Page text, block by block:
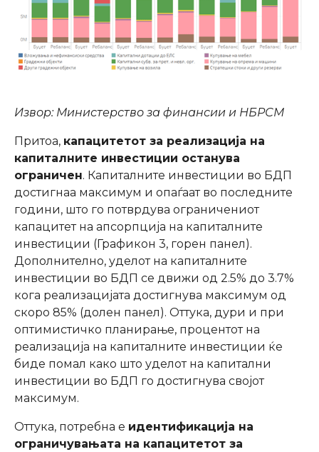
Извор: Министерство за финансии и НБРСМ
Притоа, капацитетот за реализација на
капиталните инвестиции останува
ограничен. Капиталните инвестиции во БДП
достигнаа максимум и опаѓаат во последните
години, што го потврдува ограничениот
капацитет на апсорпција на капиталните
инвестиции (Графикон 3, горен панел).
Дополнително, уделот на капиталните
инвестиции во БДП се движи од 2.5% до 3.7%
кога реализацијата достигнува максимум од
скоро 85% (долен панел). Оттука, дури и при
оптимистичко планирање, процентот на
реализација на капиталните инвестиции ќе
биде помал како што уделот на капитални
инвестиции во БДП го достигнува својот
максимум.
Оттука, потребна е идентификација на
ограничувањата на капацитетот за